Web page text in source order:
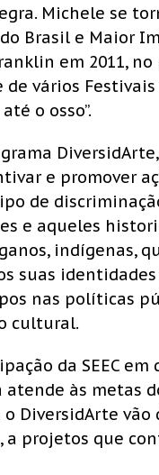
Michele se
Brasil e Maior
em 2011,
de vários
o osso”.
e promover
de
e aqueles
indígenas,
suas
nas políticas
cultural.
da SEEC
às metas
DiversidArte
a projetos que